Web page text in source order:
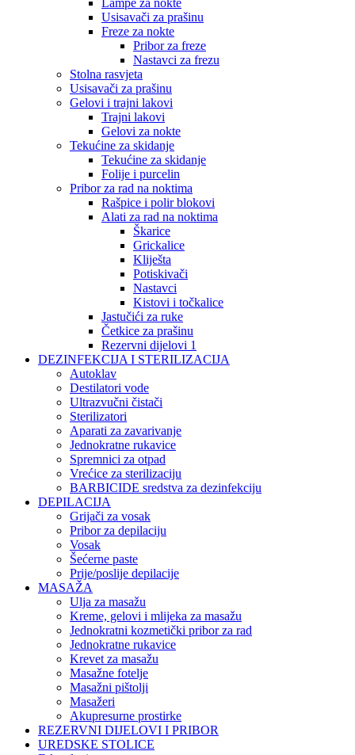
Usisavači za prašinu
Freze za nokte
Pribor za freze
Nastavci za frezu
Stolna rasvjeta
Usisavači za prašinu
Gelovi i trajni lakovi
Trajni lakovi
Gelovi za nokte
Tekućine za skidanje
Tekućine za skidanje
Folije i purcelin
Pribor za rad na noktima
Rašpice i polir blokovi
Alati za rad na noktima
Škarice
Grickalice
Kliješta
Potiskivači
Nastavci
Kistovi i točkalice
Jastučići za ruke
Četkice za prašinu
Rezervni dijelovi 1
DEZINFEKCIJA I STERILIZACIJA
Autoklav
Destilatori vode
Ultrazvučni čistači
Sterilizatori
Aparati za zavarivanje
Jednokratne rukavice
Spremnici za otpad
Vrećice za sterilizaciju
BARBICIDE sredstva za dezinfekciju
DEPILACIJA
Grijači za vosak
Pribor za depilaciju
Vosak
Šećerne paste
Prije/poslije depilacije
MASAŽA
Ulja za masažu
Kreme, gelovi i mlijeka za masažu
Jednokratni kozmetički pribor za rad
Jednokratne rukavice
Krevet za masažu
Masažne fotelje
Masažni pištolji
Masažeri
Akupresurne prostirke
REZERVNI DIJELOVI I PRIBOR
UREDSKE STOLICE